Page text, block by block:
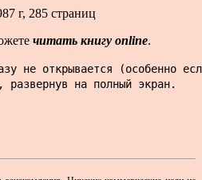
г, 285 страниц
читать книгу online.
не открывается (особенно
развернув на полный экран.